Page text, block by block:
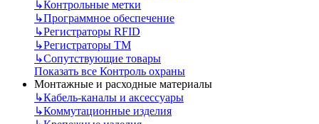
↳Контрольные метки
↳Программное обеспечение
↳Регистраторы RFID
↳Регистраторы ТМ
↳Сопутствующие товары
Показать все Контроль охраны
Монтажные и расходные материалы
↳Кабель-каналы и аксессуары
↳Коммутационные изделия